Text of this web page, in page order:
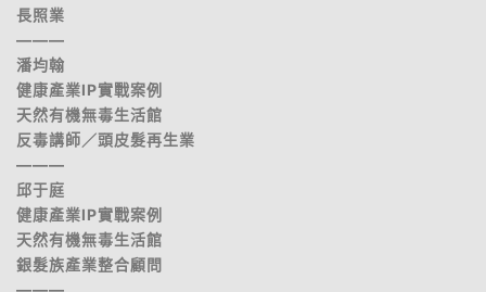
長照業
———
潘均翰
健康產業IP實戰案例
天然有機無毒生活館
反毒講師／頭皮髮再生業
———
邱于庭
健康產業IP實戰案例
天然有機無毒生活館
銀髮族產業整合顧問